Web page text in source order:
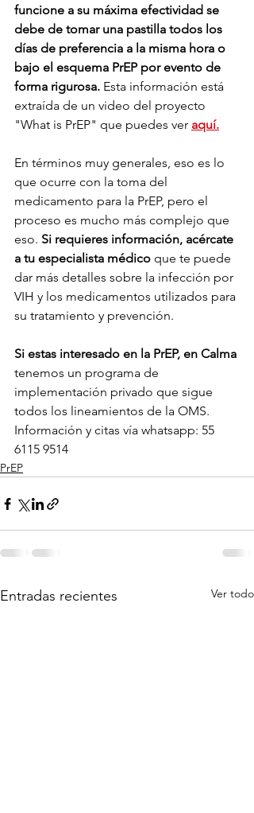
funcione a su máxima efectividad se
debe de tomar una pastilla todos los
días de preferencia a la misma hora o
bajo el esquema PrEP por evento de
forma rigurosa. Esta información está
extraída de un video del proyecto
"What is PrEP" que puedes ver aquí.
En términos muy generales, eso es lo
que ocurre con la toma del
medicamento para la PrEP, pero el
proceso es mucho más complejo que
eso. Si requieres información, acércate
a tu especialista médico que te puede
dar más detalles sobre la infección por
VIH y los medicamentos utilizados para
su tratamiento y prevención.
Si estas interesado en la PrEP, en Calma
tenemos un programa de
implementación privado que sigue
todos los lineamientos de la OMS.
Información y citas vía whatsapp: 55
6115 9514
PrEP
Entradas recientes Ver todo